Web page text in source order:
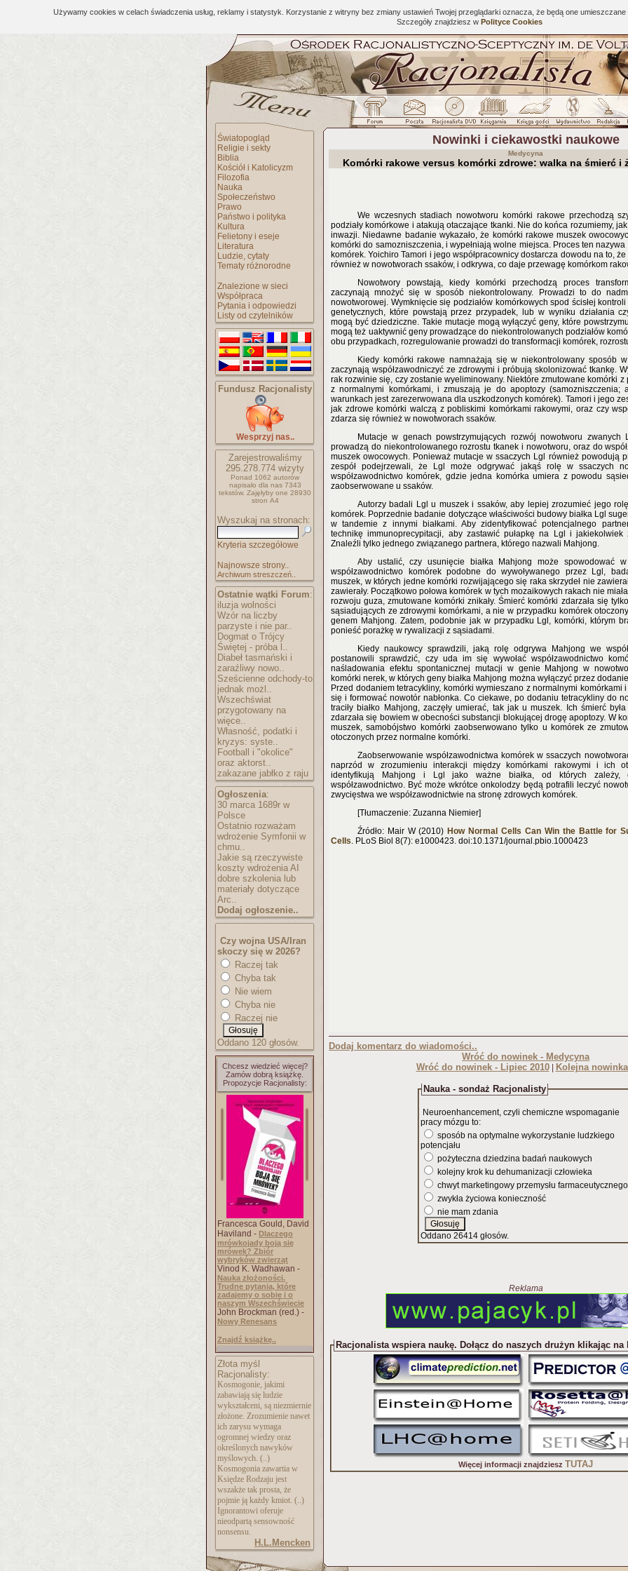
Używamy cookies w celach świadczenia usług, reklamy i statystyk. Korzystanie z witryny bez zmiany ustawień Twojej przeglądarki oznacza, że będą one
Szczegóły znajdziesz w Polityce Cookies
Światopogląd
Religie i sekty
Biblia
Kościół i Katolicyzm
Filozofia
Nauka
Społeczeństwo
Prawo
Państwo i polityka
Kultura
Felietony i eseje
Literatura
Ludzie, cytaty
Tematy różnorodne
Znalezione w sieci
Współpraca
Pytania i odpowiedzi
Listy od czytelników
Fundusz Racjonalisty
Wesprzyj nas..
Zarejestrowaliśmy
295.278.774 wizyty
Ponad 1062 autorów
napisało dla nas 7343
tekstów. Zajęłyby one 28930
stron A4
Wyszukaj na stronach:
Kryteria szczegółowe
Najnowsze strony..
Archiwum streszczeń..
Ostatnie wątki Forum:
iluzja wolności
Wzór na liczby
parzyste i nie par..
Dogmat o Trójcy
Świętej - próba l..
Diabeł tasmański i
zaraźliwy nowo..
Sześcienne odchody-to
jednak możl..
Wszechświat
przygotowany na
więce..
Własność, podatki i
kryzys: syste..
Football i "okolice"
oraz aktorst..
zakazane jabłko z raju
Ogłoszenia:
30 marca 1689r w
Polsce
Ostatnio rozważam
wdrożenie Symfonii w
chmu..
Jakie są rzeczywiste
koszty wdrożenia AI
dobre szkolenia lub
materiały dotyczące
Arc..
Dodaj ogłoszenie..
Czy wojna USA/Iran
skoczy się w 2026?
Raczej tak
Chyba tak
Nie wiem
Chyba nie
Raczej nie
Oddano 120 głosów.
Chcesz wiedzieć więcej?
Zamów dobrą książkę.
Propozycje Racjonalisty:
Francesca Gould, David
Haviland - Dlaczego
mrówkojady boją się
mrówek? Zbiór
wybryków zwierząt
Vinod K. Wadhawan -
Nauka złożoności.
Trudne pytania, które
zadajemy o sobie i o
naszym Wszechświecie
John Brockman (red.) -
Nowy Renesans
Znajdź książkę..
Złota myśl
Racjonalisty:
Kosmogonie, jakimi
zabawiają się ludzie
wykształceni, są niezmiernie
złożone. Zrozumienie nawet
ich zarysu wymaga
ogromnej wiedzy oraz
określonych nawyków
myślowych. (..)
Kosmogonia zawartia w
Księdze Rodzaju jest
wszakże tak prosta, że
pojmie ją każdy kmiot. (..)
Ignorantowi oferuje
nieodpartą sensowność
nonsensu.
H.L.Mencken
Nowinki i ciekawostki naukowe
Medycyna
Komórki rakowe versus komórki zdrowe: walka na śmierć i
We wczesnych stadiach nowotworu komórki rakowe przechodzą
podziały komórkowe i atakują otaczające tkanki. Nie do końca rozumiemy,
inwazji. Niedawne badanie wykazało, że komórki rakowe muszek
komórki do samozniszczenia, i wypełniają wolne miejsca. Proces ten
komórek. Yoichiro Tamori i jego współpracownicy dostarcza dowodu na to,
również w nowotworach ssaków, i odkrywa, co daje przewagę komórkom
Nowotwory powstają, kiedy komórki przechodzą proces
zaczynają mnożyć się w sposób niekontrolowany. Prowadzi to do
nowotworowej. Wymknięcie się podziałów komórkowych spod ścisłej
genetycznych, które powstają przez przypadek, lub w wyniku działania
mogą być dziedziczne. Takie mutacje mogą wyłączyć geny, które
mogą też uaktywnić geny prowadzące do niekontrolowanych podziałów
obu przypadkach, rozregulowanie prowadzi do transformacji komórek,
Kiedy komórki rakowe namnażają się w niekontrolowany sposób
zaczynają współzawodniczyć ze zdrowymi i próbują skolonizować tkankę.
rak rozwinie się, czy zostanie wyeliminowany. Niektóre zmutowane komórki
z normalnymi komórkami, i zmuszają je do apoptozy (samozniszczenia;
warunkach jest zarezerwowana dla uszkodzonych komórek). Tamori i jego
jak zdrowe komórki walczą z pobliskimi komórkami rakowymi, oraz czy
zdarza się również w nowotworach ssaków.
Mutacje w genach powstrzymujących rozwój nowotworu zwanych
prowadzą do niekontrolowanego rozrostu tkanek i nowotworu, oraz do
muszek owocowych. Ponieważ mutacje w ssaczych Lgl również powodują
zespół podejrzewali, że Lgl może odgrywać jakąś rolę w ssaczych
współzawodnictwo komórek, gdzie jedna komórka umiera z powodu
zaobserwowane u ssaków.
Autorzy badali Lgl u muszek i ssaków, aby lepiej zrozumieć jego
komórek. Poprzednie badanie dotyczące właściwości budowy białka Lgl
w tandemie z innymi białkami. Aby zidentyfikować potencjalnego
technikę immunoprecypitacji, aby zastawić pułapkę na Lgl i jakiekolwiek
Znaleźli tylko jednego związanego partnera, którego nazwali Mahjong.
Aby ustalić, czy usunięcie białka Mahjong może spowodować
współzawodnictwo komórek podobne do wywoływanego przez Lgl,
muszek, w których jedne komórki rozwijającego się raka skrzydeł nie
zawierały. Początkowo połowa komórek w tych mozaikowych rakach nie
rozwoju guza, zmutowane komórki znikały. Śmierć komórki zdarzała się
sąsiadujących ze zdrowymi komórkami, a nie w przypadku komórek
genem Mahjong. Zatem, podobnie jak w przypadku Lgl, komórki, którym
ponieść porażkę w rywalizacji z sąsiadami.
Kiedy naukowcy sprawdzili, jaką rolę odgrywa Mahjong we
postanowili sprawdzić, czy uda im się wywołać współzawodnictwo
naśladowania efektu spontanicznej mutacji w genie Mahjong w
komórki nerek, w których geny białka Mahjong można wyłączyć przez
Przed dodaniem tetracykliny, komórki wymieszano z normalnymi komórkami
się i formować nowotór nabłonka. Co ciekawe, po dodaniu tetracykliny do
traciły białko Mahjong, zaczęły umierać, tak jak u muszek. Ich śmierć
zdarzała się bowiem w obecności substancji blokującej drogę apoptozy. W
muszek, samobójstwo komórki zaobserwowano tylko u komórek ze
otoczonych przez normalne komórki.
Zaobserwowanie współzawodnictwa komórek w ssaczych
naprzód w zrozumieniu interakcji między komórkami rakowymi i ich
identyfikują Mahjong i Lgl jako ważne białka, od których zależy,
współzawodnictwo. Być może wkrótce onkolodzy będą potrafili leczyć
zwycięstwa we współzawodnictwie na stronę zdrowych komórek.
[Tłumaczenie: Zuzanna Niemier]
Źródło: Mair W (2010) How Normal Cells Can Win the Battle for
Cells. PLoS Biol 8(7): e1000423. doi:10.1371/journal.pbio.1000423
Dodaj komentarz do wiadomości..
Wróć do nowinek - Medycyna
Wróć do nowinek - Lipiec 2010| Kolejna
Nauka - sondaż Racjonalisty
Neuroenhancement, czyli chemiczne wspomaganie
pracy mózgu to:
sposób na optymalne wykorzystanie ludzkiego
potencjału
pożyteczna dziedzina badań naukowych
kolejny krok ku dehumanizacji człowieka
chwyt marketingowy przemysłu farmaceutycznego
zwykła życiowa konieczność
nie mam zdania
Oddano 26414 głosów.
Reklama
Racjonalista wspiera naukę. Dołącz do naszych drużyn klikając na
Więcej informacji znajdziesz TUTAJ